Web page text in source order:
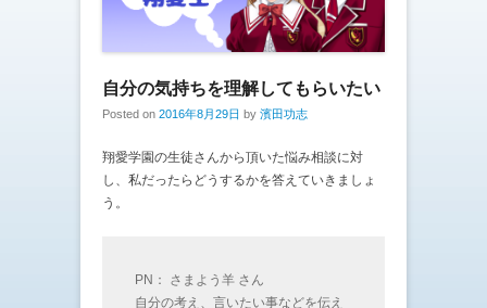
自分の気持ちを理解してもらいたい
Posted on 2016年8月29日 by 濱田功志
翔愛学園の生徒さんから頂いた悩み相談に対
し、私だったらどうするかを答えていきましょ
う。
PN： さまよう羊 さん
自分の考え、言いたい事などを伝え